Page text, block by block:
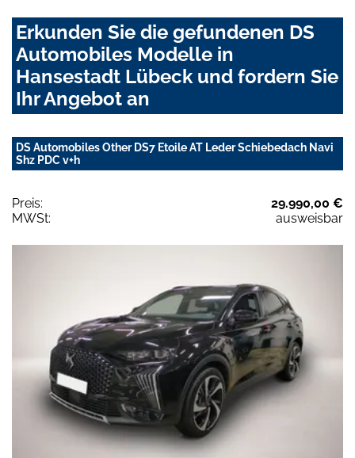
Erkunden Sie die gefundenen DS
Automobiles Modelle in
Hansestadt Lübeck und fordern Sie
Ihr Angebot an
DS Automobiles Other DS7 Etoile AT Leder Schiebedach Navi
Shz PDC v+h
Preis:
29.990,00 €
MWSt:
ausweisbar